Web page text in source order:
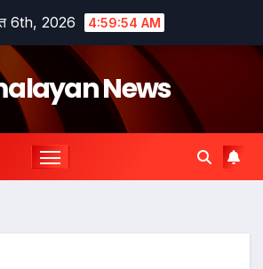
6th, 2026 4:59:55 AM
News